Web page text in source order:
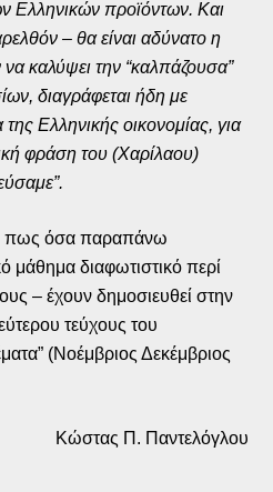
Ελληνικών προϊόντων. Και
– θα είναι αδύνατο η
καλύψει την “καλπάζουσα”
διαγράφεται ήδη με
Ελληνικής οικονομίας, για
φράση του (Χαρίλαου)
πως όσα παραπάνω
μάθημα διαφωτιστικό περί
– έχουν δημοσιευθεί στην
τεύχους του
(Νοέμβριος Δεκέμβριος
Κώστας Π. Παντελόγλου